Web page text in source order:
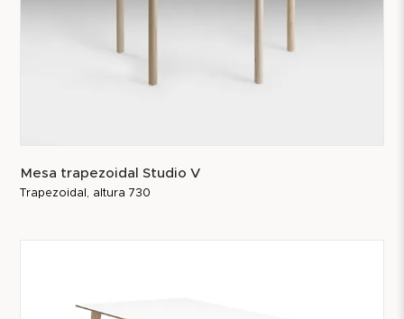
Mesa trapezoidal Studio V
Trapezoidal, altura 730